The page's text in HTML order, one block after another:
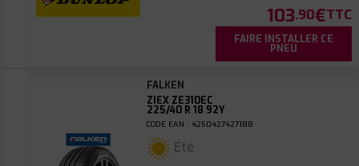
103.90€TTC
FAIRE INSTALLER CE
PNEU
FALKEN
ZIEX ZE310EC
225/40 R 18 92Y
CODE EAN : 4250427427188
Été